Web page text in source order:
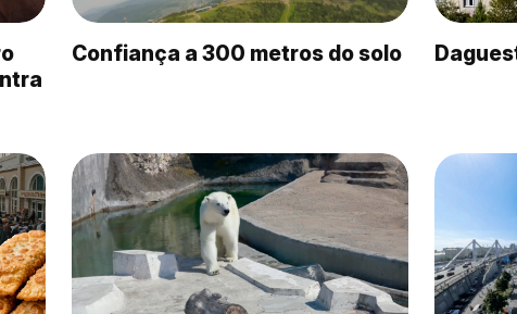
Confiança a 300 metros do solo